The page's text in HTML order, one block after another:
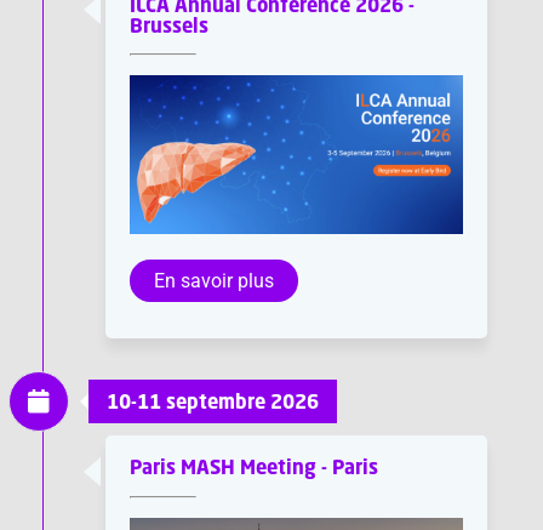
ILCA Annual Conference 2026 -
Brussels
En savoir plus
Paris MASH Meeting - Paris
10-11 septembre 2026